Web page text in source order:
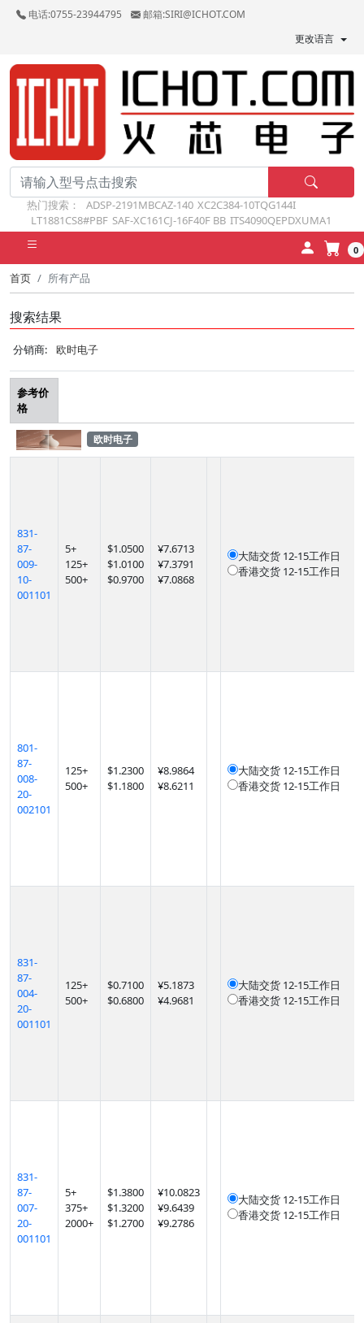
电话:0755-23944795
邮箱:SIRI@ICHOT.COM
更改语言
热门搜索： ADSP-2191MBCAZ-140 XC2C384-10TQG144I
LT1881CS8#PBF SAF-XC161CJ-16F40F BB ITS4090QEPDXUMA1
0
首页 所有产品
搜索结果
分销商: 欧时电子
参考价
格
欧时电子
831-
87-
009-
10-
001101
5+
125+
500+
$1.0500
$1.0100
$0.9700
¥7.6713
¥7.3791
¥7.0868
大陆交货 12-15工作日
香港交货 12-15工作日
801-
87-
008-
20-
002101
125+
500+
$1.2300
$1.1800
¥8.9864
¥8.6211
大陆交货 12-15工作日
香港交货 12-15工作日
831-
87-
004-
20-
001101
125+
500+
$0.7100
$0.6800
¥5.1873
¥4.9681
大陆交货 12-15工作日
香港交货 12-15工作日
831-
87-
007-
20-
001101
5+
375+
2000+
$1.3800
$1.3200
$1.2700
¥10.0823
¥9.6439
¥9.2786
大陆交货 12-15工作日
香港交货 12-15工作日